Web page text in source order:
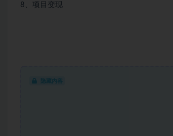
8、项目变现
隐藏内容